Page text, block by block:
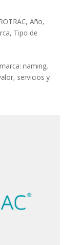
, Año,
, Tipo de
naming,
servicios y